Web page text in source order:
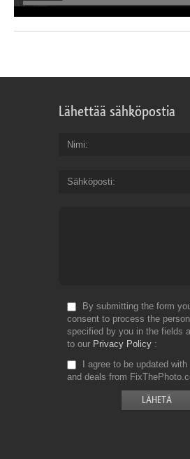
Lähettää sähköpostia
Nimi
Sähköposti
By submitting the form
consent to process the
specified by you in the fields
to our Privacy Policy
I agree to be updated
and deals from